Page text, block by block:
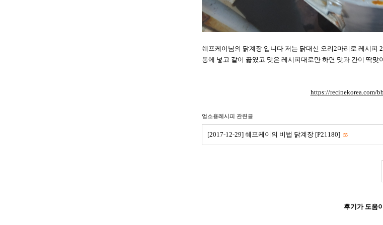
쉐프케이님의 닭계장 입니다 저는 닭대신 오리2마리로 레시피
통에 넣고 같이 끓였고 맛은 레시피대로만 하면 맛과 간이 딱
https://recipekorea.com/
업소용레시피 관련글
[2017-12-29] 쉐프케이의 비법 닭계장 [P21180] 55
후기가 도움